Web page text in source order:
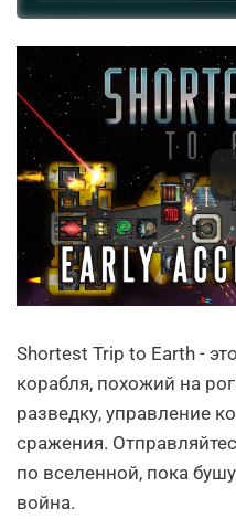
Shortest Trip to Earth -
корабля, похожий на
разведку, управление
сражения.
по вселенной, пока
война.